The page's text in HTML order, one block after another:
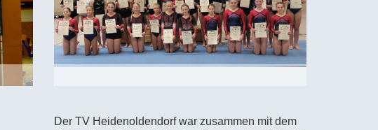
Der TV Heidenoldendorf war zusammen mit dem